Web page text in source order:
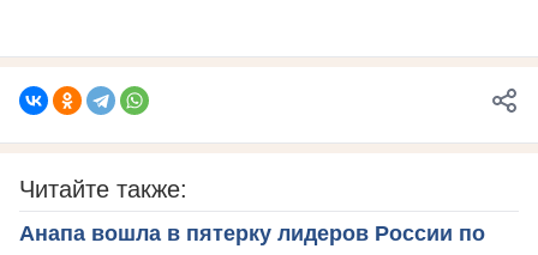
Читайте также:
Анапа вошла в пятерку лидеров России по